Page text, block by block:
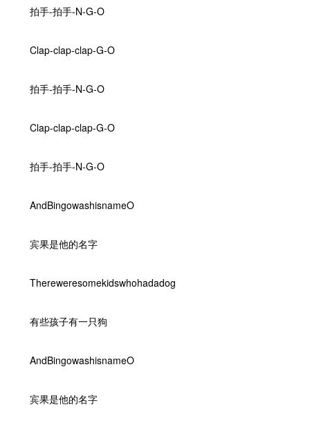
拍手-拍手-N-G-O
Clap-clap-clap-G-O
拍手-拍手-N-G-O
Clap-clap-clap-G-O
拍手-拍手-N-G-O
AndBingowashisnameO
宾果是他的名字
Thereweresomekidswhohadadog
有些孩子有一只狗
AndBingowashisnameO
宾果是他的名字